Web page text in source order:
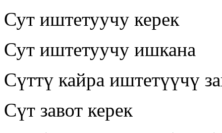
Сут иштетуучу керек
Сут иштетуучу ишкана
Сүттү кайра иштетүүчү
Сүт завот керек